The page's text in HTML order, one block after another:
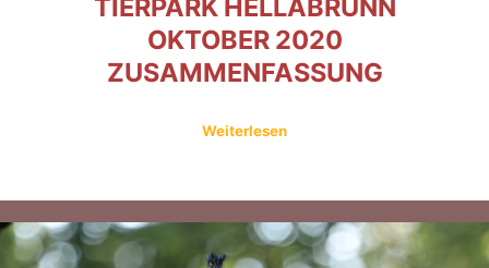
TIERPARK HELLABRUNN
OKTOBER 2020
ZUSAMMENFASSUNG
Weiterlesen